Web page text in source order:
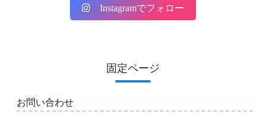
Instagramでフォロー
固定ページ
お問い合わせ